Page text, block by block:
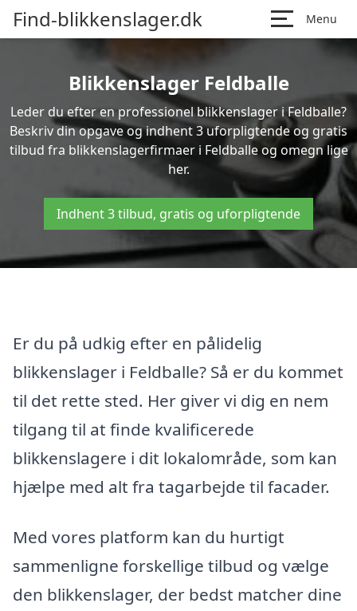
Find-blikkenslager.dk Menu
Blikkenslager Feldballe
Leder du efter en professionel blikkenslager i Feldballe?
Beskriv din opgave og indhent 3 uforpligtende og gratis
tilbud fra blikkenslagerfirmaer i Feldballe og omegn lige
her.
Indhent 3 tilbud, gratis og uforpligtende
Er du på udkig efter en pålidelig
blikkenslager i Feldballe? Så er du kommet
til det rette sted. Her giver vi dig en nem
tilgang til at finde kvalificerede
blikkenslagere i dit lokalområde, som kan
hjælpe med alt fra tagarbejde til facader.
Med vores platform kan du hurtigt
sammenligne forskellige tilbud og vælge
den blikkenslager, der bedst matcher dine